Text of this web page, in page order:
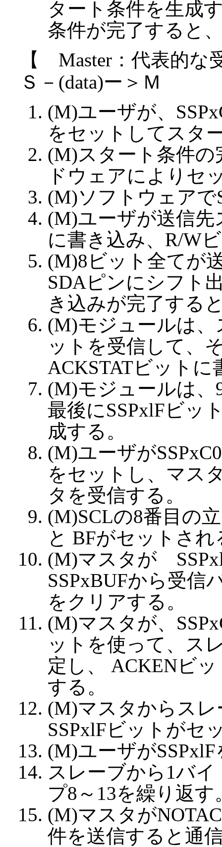
タート条件を生成
条件が完了すると
【 Master：代表的
Ｓ－(data)ー＞Ｍ
(M)ユーザが、
をセットしてスタ
(M)スタート条件の
ドウェアによりセ
(M)ソフトウェアで
(M)ユーザが送信先
に書き込み、R/W
(M)8ビット全てが
SDAピンにシフト
き込みが完了する
(M)モジュールは
ットを受信して、
ACKSTATビットに
(M)モジュールは
最後にSSPxlFビッ
成する。
(M)ユーザが
をセットし、マス
タを受信する。
(M)SCLの8番目の
と BFがセットされ
(M)マスタが
SSPxBUFから受信
をクリアする。
(M)マスタが、
ットを使って、ス
定し、 ACKENビ
する。
(M)マスタからス
SSPxlFビットがセ
(M)ユーザが
スレーブから1バ
プ8～13を繰り返す
(M)マスタが
件を送信すると通